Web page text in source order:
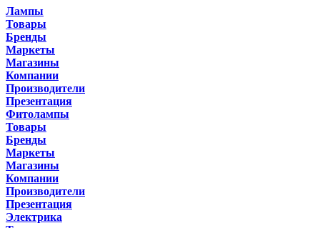
Лампы
Товары
Бренды
Маркеты
Магазины
Компании
Производители
Презентация
Фитолампы
Товары
Бренды
Маркеты
Магазины
Компании
Производители
Презентация
Электрика